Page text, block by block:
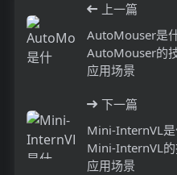
上一篇
AutoMouser是
AutoMouser的
应用场景
下一篇
Mini-InternVL
Mini-InternVL的
应用场景